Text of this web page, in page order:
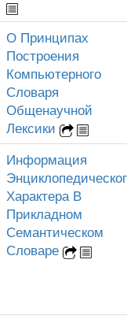
О Принципах
Построения
Компьютерного
Словаря
Общенаучной
Лексики
Информация
Характера В
Прикладном
Семантическом
Словаре